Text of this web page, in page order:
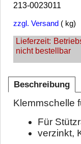
213-0023011
zzgl. Versand kg
Lieferzeit:
nicht bestellbar
Beschreibung
Klemmschelle
Für
verzinkt,